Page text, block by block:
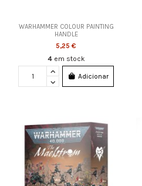
WARHAMMER COLOUR PAINTING
HANDLE
5,25 €
4 em stock
Adicionar